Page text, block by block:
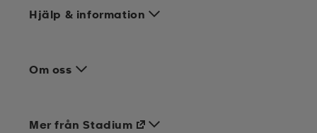
Hjälp & information
Om oss
Mer från Stadium